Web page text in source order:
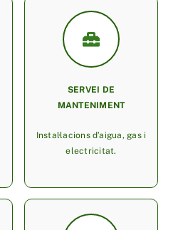
SERVEI DE
MANTENIMENT
Instal·lacions d’aigua, gas i
electricitat.